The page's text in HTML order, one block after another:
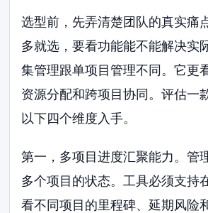
选型前，先弄清楚团队的真实痛
多就选，要看功能能不能解决实
集管理跟单项目管理不同。它更
资源分配和跨项目协同。评估一
以下四个维度入手。
第一，多项目进度汇聚能力。管
多个项目的状态。工具必须支持
看不同项目的里程碑、延期风险